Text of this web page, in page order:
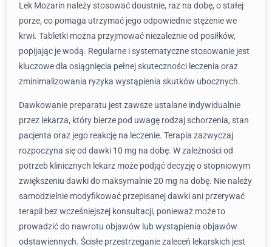
Lek Mozarin należy stosować doustnie, raz na dobę, o stałej
porze, co pomaga utrzymać jego odpowiednie stężenie we
krwi. Tabletki można przyjmować niezależnie od posiłków,
popijając je wodą. Regularne i systematyczne stosowanie jest
kluczowe dla osiągnięcia pełnej skuteczności leczenia oraz
zminimalizowania ryzyka wystąpienia skutków ubocznych.
Dawkowanie preparatu jest zawsze ustalane indywidualnie
przez lekarza, który bierze pod uwagę rodzaj schorzenia, stan
pacjenta oraz jego reakcję na leczenie. Terapia zazwyczaj
rozpoczyna się od dawki 10 mg na dobę. W zależności od
potrzeb klinicznych lekarz może podjąć decyzję o stopniowym
zwiększeniu dawki do maksymalnie 20 mg na dobę. Nie należy
samodzielnie modyfikować przepisanej dawki ani przerywać
terapii bez wcześniejszej konsultacji, ponieważ może to
prowadzić do nawrotu objawów lub wystąpienia objawów
odstawiennych. Ścisłe przestrzeganie zaleceń lekarskich jest